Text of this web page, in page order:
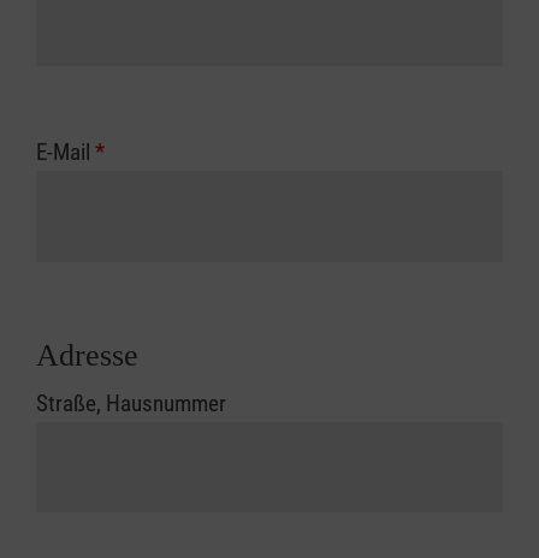
E-Mail *
Adresse
Straße, Hausnummer